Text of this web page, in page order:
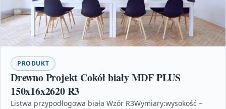
PRODUKT
Drewno Projekt Cokół biały MDF PLUS
150x16x2620 R3
Listwa przypodłogowa biała Wzór R3Wymiary:wysokość –